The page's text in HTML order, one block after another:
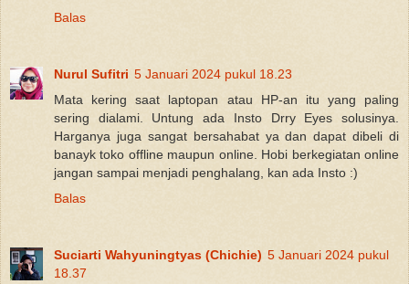
Balas
Nurul Sufitri 5 Januari 2024 pukul 18.23
Mata kering saat laptopan atau HP-an itu yang paling
sering dialami. Untung ada Insto Drry Eyes solusinya.
Harganya juga sangat bersahabat ya dan dapat dibeli di
banayk toko offline maupun online. Hobi berkegiatan online
jangan sampai menjadi penghalang, kan ada Insto :)
Balas
Suciarti Wahyuningtyas (Chichie) 5 Januari 2024 pukul
18.37